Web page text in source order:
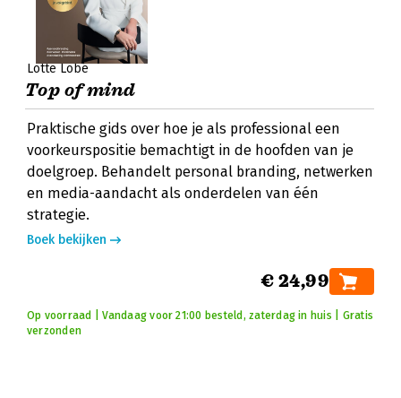
Lotte Lobé
Top of mind
Praktische gids over hoe je als professional een
voorkeurspositie bemachtigt in de hoofden van je
doelgroep. Behandelt personal branding, netwerken
en media-aandacht als onderdelen van één
strategie.
Boek bekijken
€ 24,99
Op voorraad | Vandaag voor 21:00 besteld, zaterdag in huis | Gratis
verzonden